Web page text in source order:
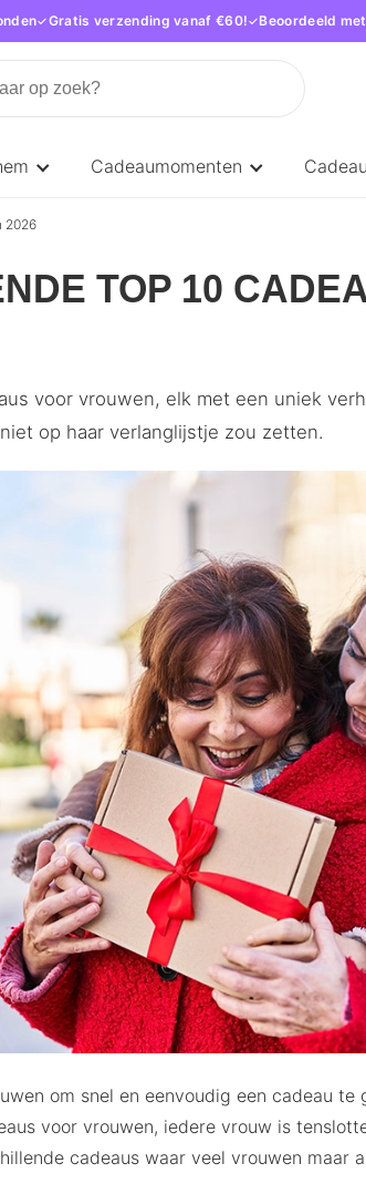
Gratis verzending vanaf €60! Beoordeeld
Cadeaumomenten
2026
TOP 10
voor vrouwen, elk met een uniek
op haar verlanglijstje zou zetten.
om snel en eenvoudig een cadeau
voor vrouwen, iedere vrouw is
cadeaus waar veel vrouwen maar